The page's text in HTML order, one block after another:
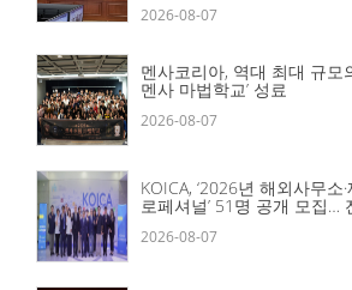
2026-08-07
멘사코리아, 역대 최대 규모
멘사 마법학교’ 성료
2026-08-07
KOICA, ‘2026년 해외사무소
로페셔널’ 51명 공개 모집…
2026-08-07